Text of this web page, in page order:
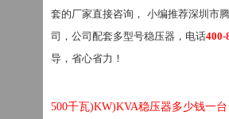
套的厂家直接咨询， 小编推荐深圳市
司，公司配套多型号稳压器，电话400-
导，省心省力！
500千瓦)KW)KVA稳压器多少钱一台